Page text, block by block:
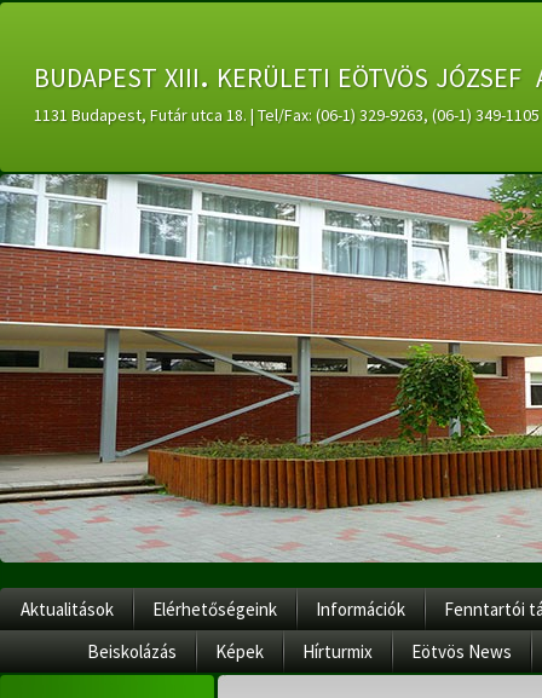
budapest xiii. kerületi eötvös
1131 Budapest, Futár utca 18. | Tel/Fax: (06-1) 329-9263, (06-1) 349-
Aktualitások Elérhetőségeink Információk
Fenntartói
Beiskolázás
Képek Hírturmix Eötvös News